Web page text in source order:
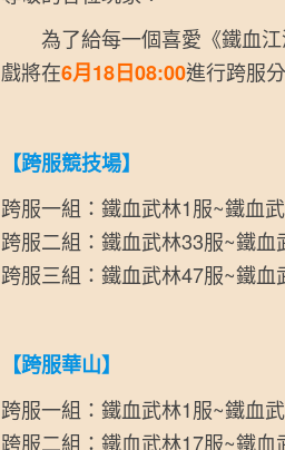
為了給每一個喜愛《鐵血江
戲將在6月18日08:00進行跨服
【跨服競技場】
跨服一組：鐵血武林1服~鐵血
跨服二組：鐵血武林33服~鐵血
跨服三組：鐵血武林47服~鐵血
【跨服華山】
跨服一組：鐵血武林1服~鐵血
跨服二組：鐵血武林17服~鐵血